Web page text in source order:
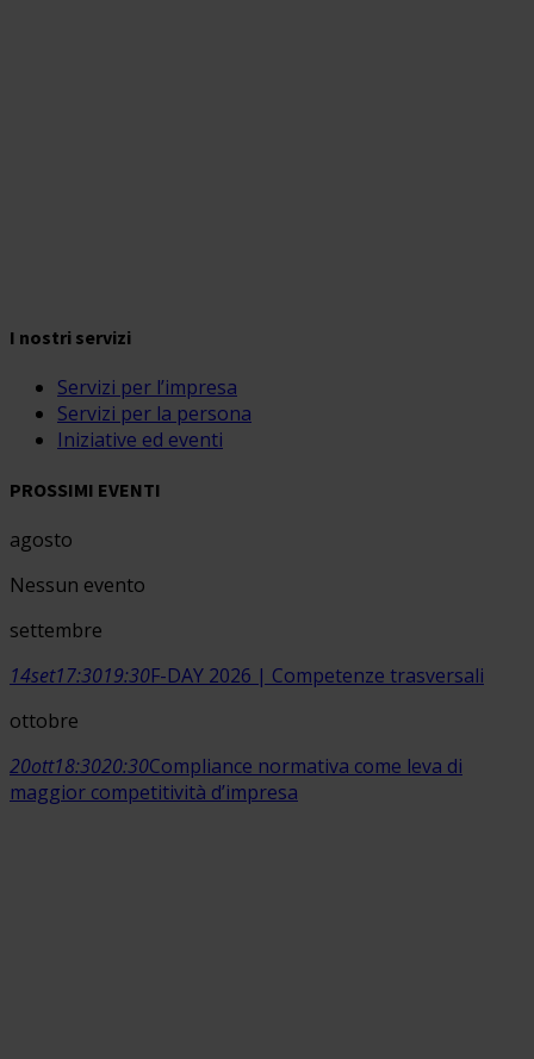
I nostri servizi
Servizi per l’impresa
Servizi per la persona
Iniziative ed eventi
PROSSIMI EVENTI
agosto
Nessun evento
settembre
14set17:3019:30F-DAY 2026 | Competenze trasversali
ottobre
20ott18:3020:30Compliance normativa come leva di
maggior competitività d’impresa